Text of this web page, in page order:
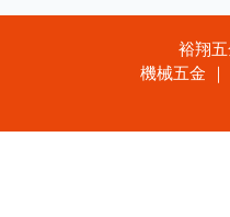
裕翔
機械五金